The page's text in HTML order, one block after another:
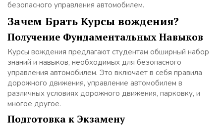
безопасного управления автомобилем.
Зачем Брать Курсы вождения?
Получение Фундаментальных Навыков
Курсы вождения предлагают студентам обширный набор
знаний и навыков, необходимых для безопасного
управления автомобилем. Это включает в себя правила
дорожного движения, управление автомобилем в
различных условиях дорожного движения, парковку, и
многое другое.
Подготовка к Экзамену